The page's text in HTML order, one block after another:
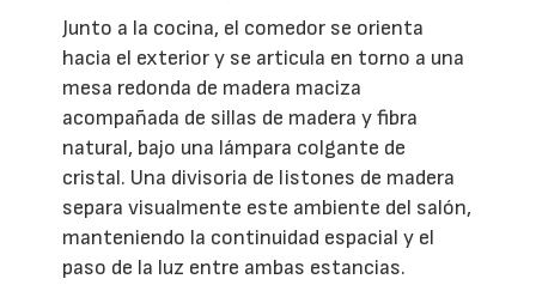
Junto a la cocina, el comedor se orienta
hacia el exterior y se articula en torno a una
mesa redonda de madera maciza
acompañada de sillas de madera y fibra
natural, bajo una lámpara colgante de
cristal. Una divisoria de listones de madera
separa visualmente este ambiente del salón,
manteniendo la continuidad espacial y el
paso de la luz entre ambas estancias.